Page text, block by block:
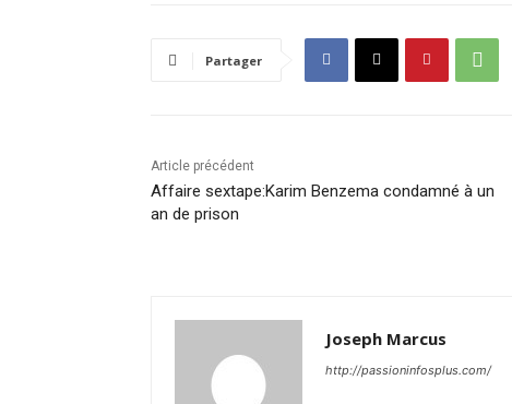
Partager
Article précédent
Affaire sextape:Karim Benzema condamné à un
an de prison
Joseph Marcus
http://passioninfosplus.com/